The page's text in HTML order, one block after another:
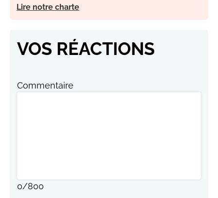
Lire notre charte
VOS RÉACTIONS
Commentaire
0/800